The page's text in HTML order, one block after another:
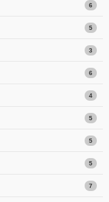
6
5
3
6
4
5
5
5
7